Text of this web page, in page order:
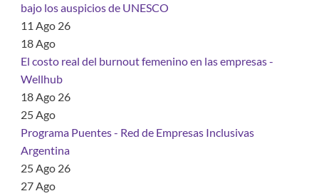
bajo los auspicios de UNESCO
11 Ago 26
18Ago
El costo real del burnout femenino en las empresas -
Wellhub
18 Ago 26
25Ago
Programa Puentes - Red de Empresas Inclusivas
Argentina
25 Ago 26
27Ago